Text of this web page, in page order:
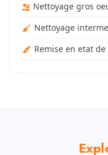
Nettoyage gros
Nettoyage
Remise en etat